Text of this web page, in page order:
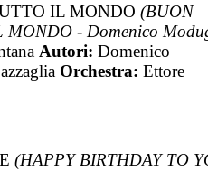
IL MONDO (BUON
MONDO - Domenico
Autori: Domenico
Orchestra: Ettore
(HAPPY BIRTHDAY TO